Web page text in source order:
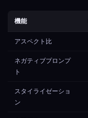
機能
アスペクト比
ネガティブプロンプ
ト
スタイライゼーショ
ン